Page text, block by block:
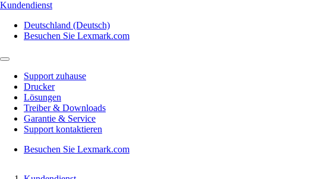
Kundendienst
Deutschland (Deutsch)
Besuchen Sie Lexmark.com
Support zuhause
Drucker
Lösungen
Treiber & Downloads
Garantie & Service
Support kontaktieren
Besuchen Sie Lexmark.com